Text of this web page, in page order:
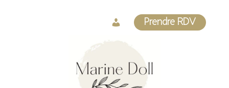
Log
In
Prendre RDV